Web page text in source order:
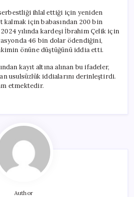
ihlal ettiği için yeniden
kalmak için babasından 200 bin
yılında kardeşi İbrahim Çelik için
46 bin dolar ödendiğini,
önüne düştüğünü iddia etti.
kayıt altına alınan bu ifadeler,
usulsüzlük iddialarını derinleştirdi.
etmektedir.
Author